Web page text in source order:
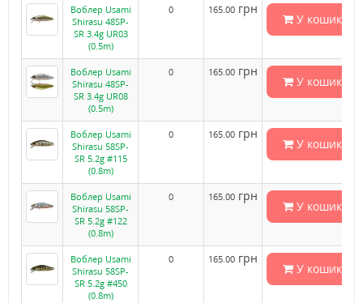
Воблер Usami
Shirasu 48SP-
SR 3.4g UR03
(0.5m)
0 165.00 грн
У кошик
Воблер Usami
Shirasu 48SP-
SR 3.4g UR08
(0.5m)
0 165.00 грн
У кошик
Воблер Usami
Shirasu 58SP-
SR 5.2g #115
(0.8m)
0 165.00 грн
У кошик
Воблер Usami
Shirasu 58SP-
SR 5.2g #122
(0.8m)
0 165.00 грн
У кошик
Воблер Usami
Shirasu 58SP-
SR 5.2g #450
(0.8m)
0 165.00 грн
У кошик